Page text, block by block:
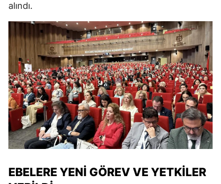
alındı.
EBELERE YENI GÖREV VE YETKILER